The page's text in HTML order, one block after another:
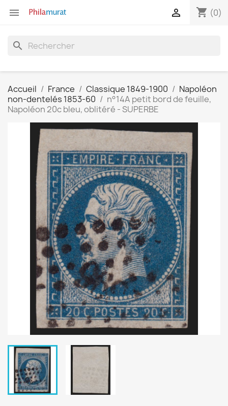
 shopping_cart (0)

search
Accueil France Classique 1849-1900
Napoléon
non-dentelés 1853-60
n°14A petit bord de feuille,
Napoléon 20c bleu, oblitéré - SUPERBE